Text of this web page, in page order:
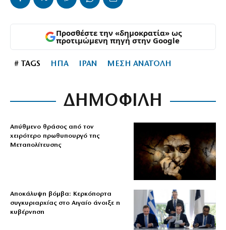
Προσθέστε την «δημοκρατία» ως
προτιμώμενη πηγή στην Google
# TAGS ΗΠΑ ΙΡΑΝ ΜΕΣΗ ΑΝΑΤΟΛΗ
ΔΗΜΟΦΙΛΗ
Απύθμενο θράσος από τον
χειρότερο πρωθυπουργό της
Μεταπολίτευσης
Αποκάλυψη βόμβα: Κερκόπορτα
συγκυριαρχίας στο Αιγαίο άνοιξε η
κυβέρνηση